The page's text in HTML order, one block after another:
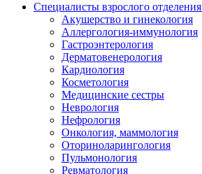
Специалисты взрослого отделения
Акушерство и гинекология
Аллергология-иммунология
Гастроэнтерология
Дерматовенерология
Кардиология
Косметология
Медицинские сестры
Неврология
Нефрология
Онкология, маммология
Оториноларингология
Пульмонология
Ревматология